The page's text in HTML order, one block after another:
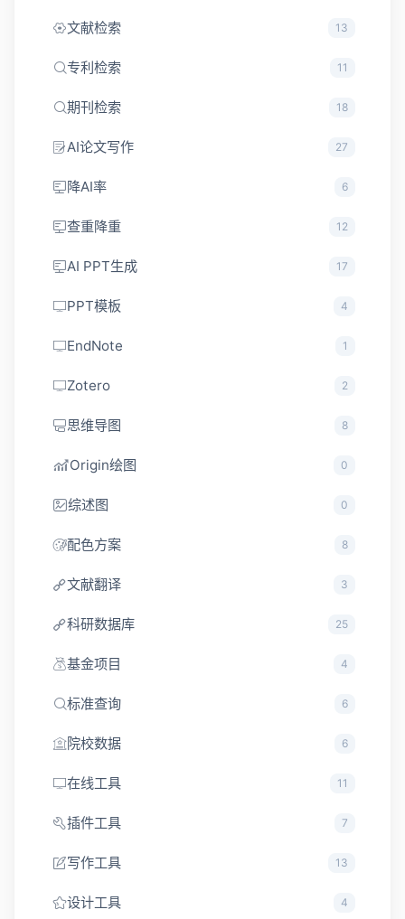
文献检索 13
专利检索 11
期刊检索 18
AI论文写作 27
降AI率 6
查重降重 12
AI PPT生成 17
PPT模板 4
EndNote 1
Zotero 2
思维导图 8
Origin绘图 0
综述图 0
配色方案 8
文献翻译 3
科研数据库 25
基金项目 4
标准查询 6
院校数据 6
在线工具 11
插件工具 7
写作工具 13
设计工具 4